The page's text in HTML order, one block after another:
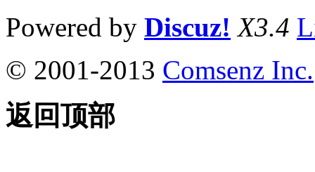
Powered by Discuz! X3.4
© 2001-2013 Comsenz Inc.
返回顶部